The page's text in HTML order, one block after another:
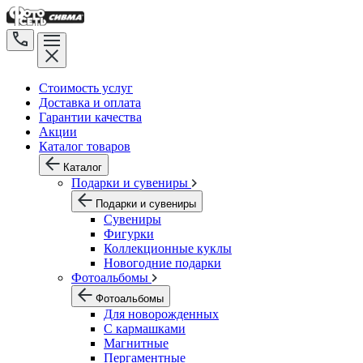
Стоимость услуг
Доставка и оплата
Гарантии качества
Акции
Каталог товаров
Каталог
Подарки и сувениры
Подарки и сувениры
Сувениры
Фигурки
Коллекционные куклы
Новогодние подарки
Фотоальбомы
Фотоальбомы
Для новорожденных
С кармашками
Магнитные
Пергаментные